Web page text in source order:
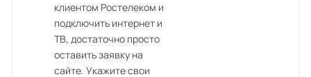
клиентом Ростелеком и
подключить интернет и
ТВ, достаточно просто
оставить заявку на
сайте. Укажите свои